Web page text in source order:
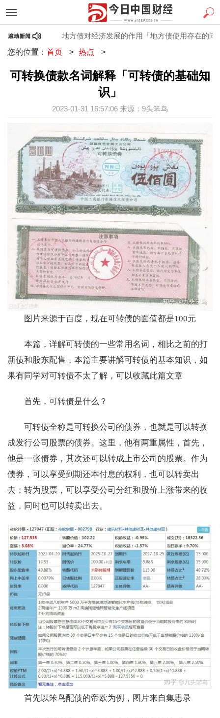
识」
地方债对经济发展的作用「地方债使用存在的问题」
您的位置： 首页 > 热点 >
可转换债款名词解释「可转债的基础知
识」
2023-01-31 16:57:06 来源：9头笨鸟
图片来源于百度，现在可转债的面值都是100元
本篇，详解可转债的一些常用名词，相比之前的打
新债和股东配售，本篇主要讲解可转债的基本知识，如
果有同学对可转债不太了解，可以收藏此篇文章
首先，可转债是什么？
可转债全称是可转换公司的债券，也就是可以转换
成发行公司股票的债券。这里，他有两重属性，首先，
他是一张债券，其次还可以转成上市公司的股票。作为
债券，可以享受到期还本付息的权利，也可以转卖出
去；转为股票，可以享受公司分红和股价上涨带来的收
益，同时也可以转卖出去。
首先以笨鸟配债的帝欧为例，图片来自集思录